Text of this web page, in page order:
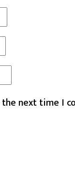
next time I